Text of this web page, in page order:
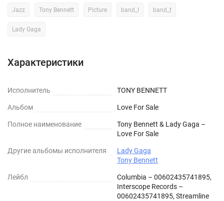
Jazz Tony Bennett Picture band_l band_t
Lady Gaga
Характеристики
Исполнитель TONY BENNETT
Альбом Love For Sale
Полное наименование
Tony Bennett & Lady Gaga –
Love For Sale
Другие альбомы исполнителя
Lady Gaga
Tony Bennett
Лейбл
Columbia – 00602435741895,
Interscope Records –
00602435741895, Streamline